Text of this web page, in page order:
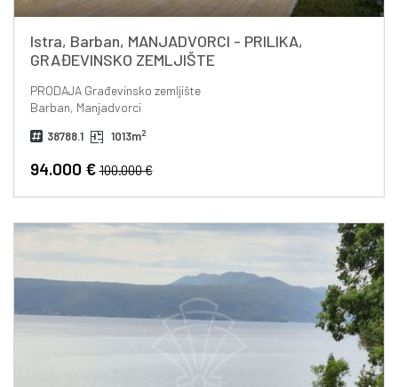
Istra, Barban, MANJADVORCI - PRILIKA,
GRAĐEVINSKO ZEMLJIŠTE
PRODAJAGrađevinsko zemljište
Barban, Manjadvorci
38788.1 1013m2
94.000 €100.000 €